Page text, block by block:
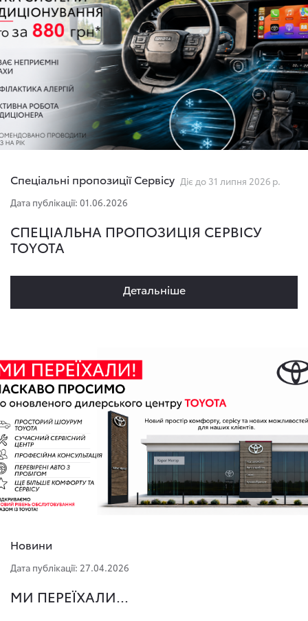
Спеціальні пропозиції Сервісу Діє до 31 липня 2026 р.
Дата публікації: 01.06.2026
СПЕЦІАЛЬНА ПРОПОЗИЦІЯ СЕРВІСУ
TOYOTA
Детальнiше
Новини
Дата публікації: 27.04.2026
МИ ПЕРЕЇХАЛИ...